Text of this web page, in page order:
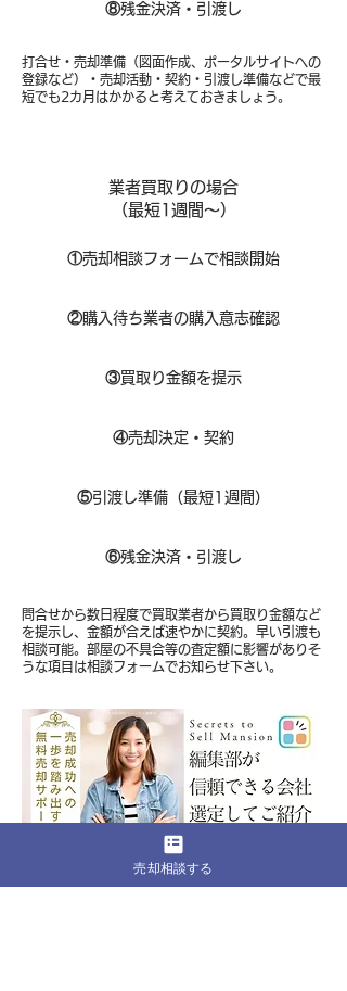
打合せ・売却準備（図面作成、ポータルサイトへの
登録など）・売却活動・契約・引渡し準備などで最
短でも2カ月はかかると考えておきましょう。
⑧​残金決済・引渡し
業者買取りの場合
（​最短1週間～）
①​売却相談フォームで相談開始
②購入待ち業者の購入意志確認
③買取り金額を提示
④売却決定・契約
⑤引渡し準備（最短1週間）
⑥残金決済・引渡し
問合せから数日程度で買取業者から買取り金額など
を提示し、金額が合えば速やかに契約。早い引渡も
相談可能。部屋の不具合等の査定額に影響がありそ
うな項目は相談フォームでお知らせ下さい。
​一般客、投資家、外国人、買取業者の全ての
売却相談する